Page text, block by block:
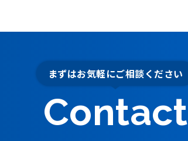
まずはお気軽にご相談ください
Contact